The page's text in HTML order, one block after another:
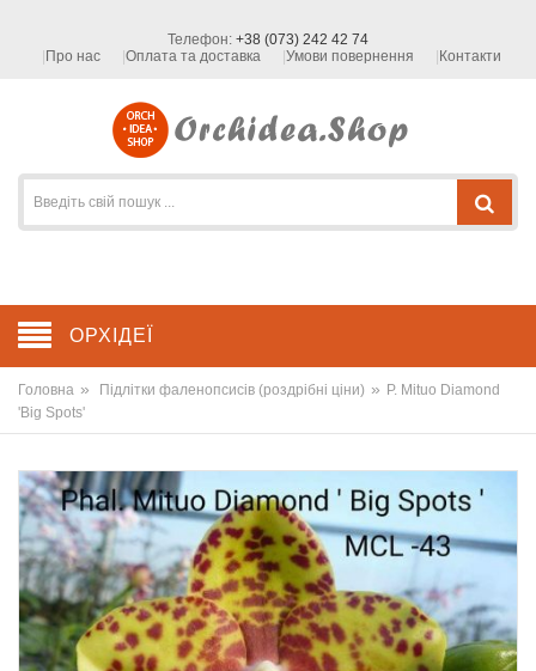
Телефон: +38 (073) 242 42 74
Про нас
Оплата та доставка Умови повернення Контакти
ОРХІДЕЇ
Головна » Підлітки фаленопсисів (роздрібні ціни) » P. Mituo Diamond
'Big Spots'